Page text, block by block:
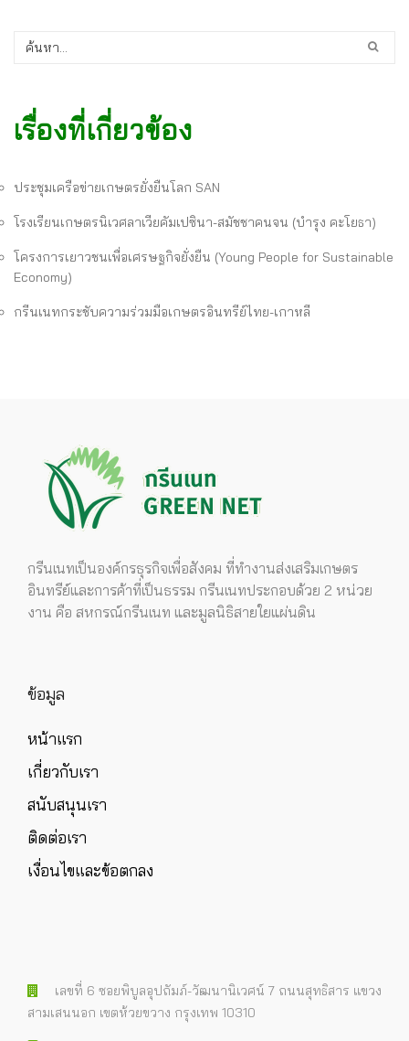
เรื่องที่เกี่ยวข้อง
ประชุมเครือข่ายเกษตรยั่งยืนโลก SAN
โรงเรียนเกษตรนิเวศลาเวียคัมเปซินา-สมัชชาคนจน (บำรุง คะโยธา)
โครงการเยาวชนเพื่อเศรษฐกิจยั่งยืน (Young People for Sustainable
Economy)
กรีนเนทกระชับความร่วมมือเกษตรอินทรีย์ไทย-เกาหลี
กรีนเนทเป็นองค์กรธุรกิจเพื่อสังคม ที่ทำงานส่งเสริมเกษตร
อินทรีย์และการค้าที่เป็นธรรม กรีนเนทประกอบด้วย 2 หน่วย
งาน คือ สหกรณ์กรีนเนท และมูลนิธิสายใยแผ่นดิน
ข้อมูล
หน้าแรก
เกี่ยวกับเรา
สนับสนุนเรา
ติดต่อเรา
เงื่อนไขและข้อตกลง
เลขที่ 6 ซอยพิบูลอุปถัมภ์-วัฒนานิเวศน์ 7 ถนนสุทธิสาร แขวง
สามเสนนอก เขตห้วยขวาง กรุงเทพ 10310